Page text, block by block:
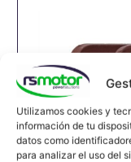
Utilizamos cookies y
información de tu
datos como
para analizar el uso del